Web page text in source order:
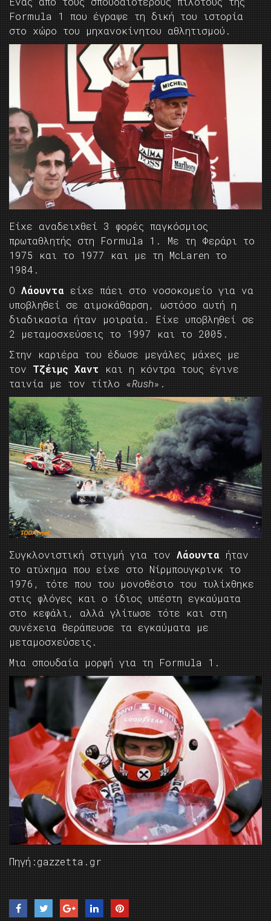
Formula 1 που έγραψε τη δική του ιστορία
στο χώρο του μηχανοκίνητου αθλητισμού.
Eίχε αναδειχθεί 3 φορές παγκόσμιος
πρωταθλητής στη Formula 1. Με τη Φεράρι το
1975 και το 1977 και με τη McLaren το
1984.
Ο Λάουντα είχε πάει στο νοσοκομείο για να
υποβληθεί σε αιμοκάθαρση, ωστόσο αυτή η
διαδικασία ήταν μοιραία. Είχε υποβληθεί σε
2 μεταμοσχεύσεις το 1997 και το 2005.
Στην καριέρα του έδωσε μεγάλες μάχες με
τον Τζέιμς Χαντ και η κόντρα τους έγινε
ταινία με τον τίτλο «Rush».
Συγκλονιστική στιγμή για τον Λάουντα ήταν
το ατύχημα που είχε στο Νίρμπουγκρινκ το
1976, τότε που του μονοθέσιο του τυλίχθηκε
στις φλόγες και ο ίδιος υπέστη εγκαύματα
στο κεφάλι, αλλά γλίτωσε τότε και στη
συνέχεια θεράπευσε τα εγκαύματα με
μεταμοσχεύσεις.
Μια σπουδαία μορφή για τη Formula 1.
Πηγή:gazzetta.gr